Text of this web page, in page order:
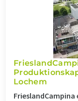
Lochem